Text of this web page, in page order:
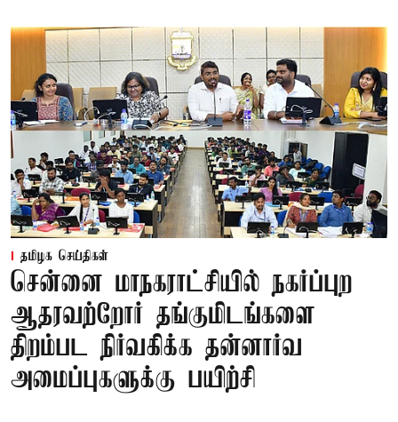
தமிழக செய்திகள்
சென்னை மாநகராட்சியில் நகர்ப்புற
ஆதரவற்றோர் தங்குமிடங்களை
திறம்பட நிர்வகிக்க தன்னார்வ
அமைப்புகளுக்கு பயிற்சி